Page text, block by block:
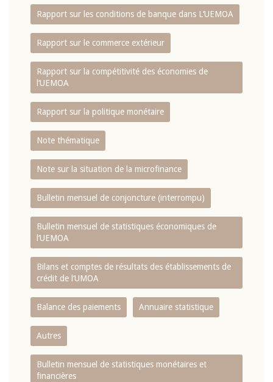
Rapport sur les conditions de banque dans L‘UEMOA
Rapport sur le commerce extérieur
Rapport sur la compétitivité des économies de
l‘UEMOA
Rapport sur la politique monétaire
Note thématique
Note sur la situation de la microfinance
Bulletin mensuel de conjoncture (interrompu)
Bulletin mensuel de statistiques économiques de
l‘UEMOA
Bilans et comptes de résultats des établissements de
crédit de l‘UMOA
Balance des paiements Annuaire statistique
Autres
Bulletin mensuel de statistiques monétaires et
financières